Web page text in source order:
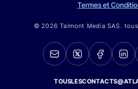
Termes et
© 2026 Talmont Media SAS.